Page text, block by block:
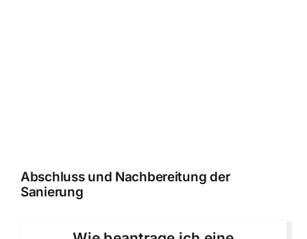
Abschluss und Nachbereitung der
Sanierung